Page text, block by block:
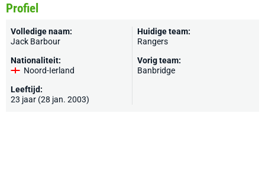
Profiel
Volledige naam:
Jack Barbour
Nationaliteit:
Noord-Ierland
Leeftijd:
23 jaar (28 jan. 2003)
Huidige team:
Rangers
Vorig team:
Banbridge